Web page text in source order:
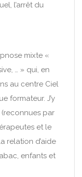
l’arrêt du
mixte «
… » qui, en
au centre Ciel
formateur. J’y
(reconnues par
et le
relation d’aide
enfants et